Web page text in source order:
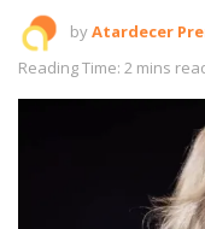
byAtardecer
Reading Time: 2 mins